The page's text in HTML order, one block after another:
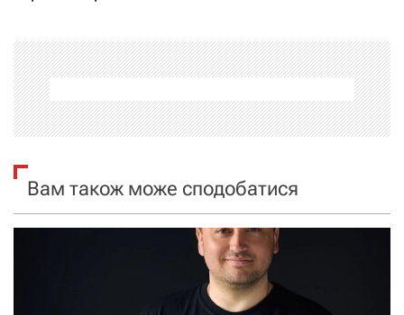
а
ц
і
я
з
Вам також може сподобатися